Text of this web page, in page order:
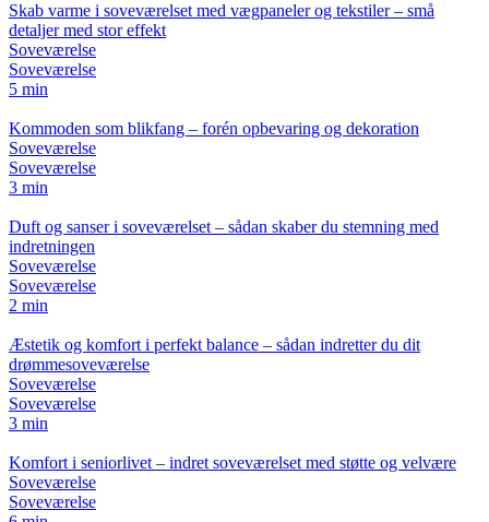
Skab varme i soveværelset med vægpaneler og tekstiler – små
detaljer med stor effekt
Soveværelse
Soveværelse
5 min
Kommoden som blikfang – forén opbevaring og dekoration
Soveværelse
Soveværelse
3 min
Duft og sanser i soveværelset – sådan skaber du stemning med
indretningen
Soveværelse
Soveværelse
2 min
Æstetik og komfort i perfekt balance – sådan indretter du dit
drømmesoveværelse
Soveværelse
Soveværelse
3 min
Komfort i seniorlivet – indret soveværelset med støtte og velvære
Soveværelse
Soveværelse